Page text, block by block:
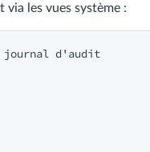
via les vues système :
journal d'audit